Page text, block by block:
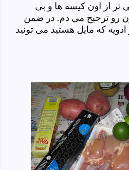
تر از اون کیسه ها و بی
رو ترجیح می دم. در ضمن
که مایل هستید می تونید